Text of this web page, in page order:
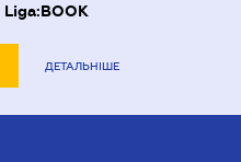
Liga:BOOK
ДЕТАЛЬНІШЕ